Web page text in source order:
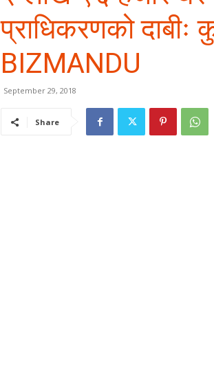
प्राधिकरणको
BIZMANDU
September 29, 2018
Share